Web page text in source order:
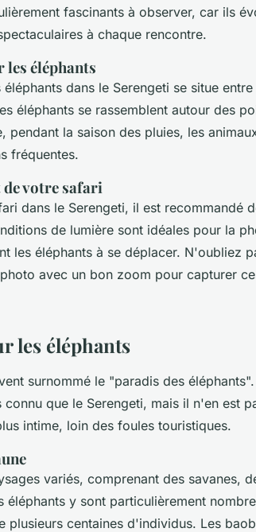
fascinants à observer, car ils
à chaque rencontre.
éléphants
dans le Serengeti se situe entre
éléphants se rassemblent autour des
pendant la saison des pluies, les
fréquentes.
votre safari
dans le Serengeti, il est recommandé
de lumière sont idéales pour la
les éléphants à se déplacer. N'oubliez
avec un bon zoom pour capturer
les éléphants
surnommé le "paradis des
que le Serengeti, mais il n'en est
intime, loin des foules touristiques.
variés, comprenant des savanes,
y sont particulièrement
centaines d'individus. Les